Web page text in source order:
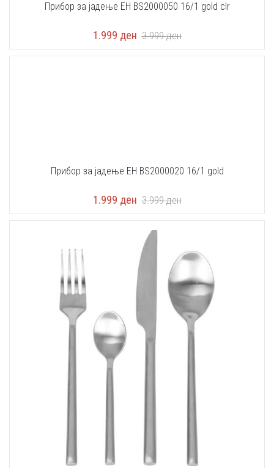
Прибор за јадење EH BS2000050 16/1 gold clr
1.999 ден 3.999ден
Прибор за јадење EH BS2000020 16/1 gold
1.999 ден 3.999ден